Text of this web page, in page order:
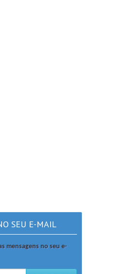
SEU E-MAIL
mensagens no seu e-